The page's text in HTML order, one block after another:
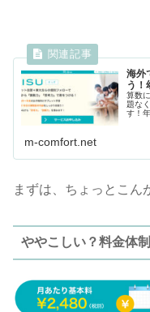
海外
う！
算数
題な
す！
い方
m-comfort.net
まずは、ちょっとこん
ややこしい？料金体制